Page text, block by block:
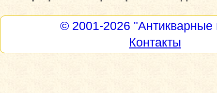
© 2001-2026 "Антикварные
Контакты